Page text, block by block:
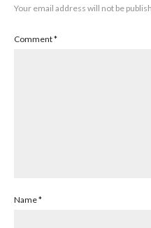
Your email address will not be
Comment*
Name*